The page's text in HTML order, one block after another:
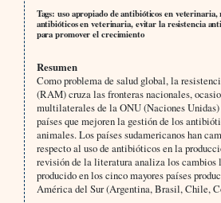
Tags: uso apropiado de antibióticos en veterinaria,
antibióticos en veterinaria, evitar la resistencia
para promover el crecimiento
Resumen
Como problema de salud global, la
(RAM) cruza las fronteras nacionales,
multilaterales de la ONU (Naciones
países que mejoren la gestión de los
animales. Los países sudamericanos han
respecto al uso de antibióticos en la
revisión de la literatura analiza los cambios
producido en los cinco mayores países
América del Sur (Argentina, Brasil, Chile,